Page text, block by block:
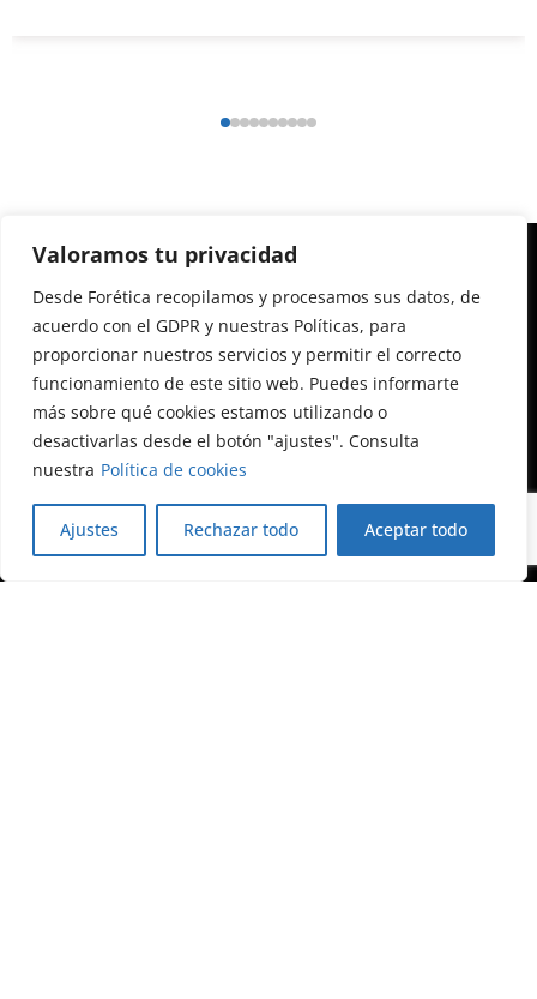
Valoramos tu privacidad
Desde Forética recopilamos y procesamos sus datos, de
acuerdo con el GDPR y nuestras Políticas, para
proporcionar nuestros servicios y permitir el correcto
funcionamiento de este sitio web. Puedes informarte
más sobre qué cookies estamos utilizando o
desactivarlas desde el botón "ajustes". Consulta
nuestra Política de cookies
Ajustes Rechazar todo Aceptar todo
Calle Almagro, 12, 3ª planta
28010 Madrid
+34 91 522 79 46
foretica@foretica.es foretica@foretica.es